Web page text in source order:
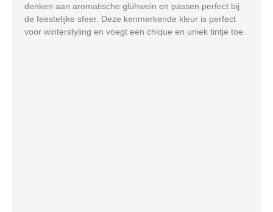
denken aan aromatische glühwein en passen perfect bij
de feestelijke sfeer. Deze kenmerkende kleur is perfect
voor winterstyling en voegt een chique en uniek tintje toe.